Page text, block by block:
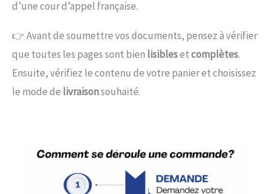
d’une cour d’appel française.
👉 Avant de soumettre vos documents, pensez à vérifier
que toutes les pages sont bien lisiblesetcomplètes.
Ensuite, vérifiez le contenu de votre panier et choisissez
le mode de livraisonsouhaité.